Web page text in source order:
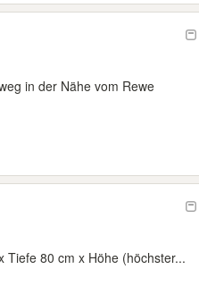
in der Nähe vom Rewe
Tiefe 80 cm x Höhe (höchster...